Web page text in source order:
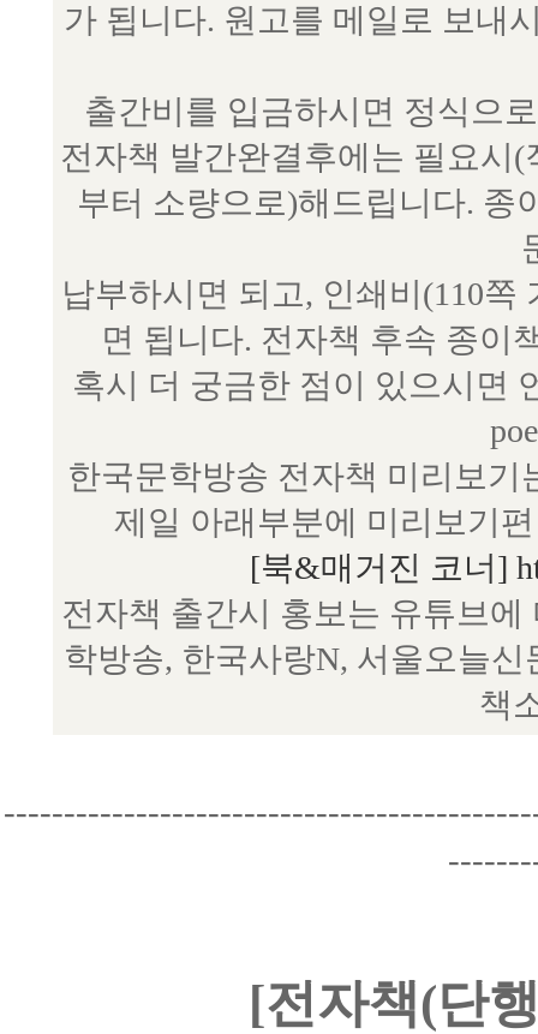
가 됩니다. 원고를 메일로 보내
출간비를 입금하시면 정식으
전자책 발간완결후에는 필요시
부터 소량으로)해드립니다. 종
납부하시면 되고, 인쇄비(110
면 됩니다. 전자책 후속 종이
혹시 더 궁금한 점이 있으시면
한국문학방송 전자책 미리보
제일 아래부분에 미리보기
[북&매거진 코너]
전자책 출간시 홍보는 유튜브
학방송, 한국사랑N, 서울오늘
책
[전자책(단